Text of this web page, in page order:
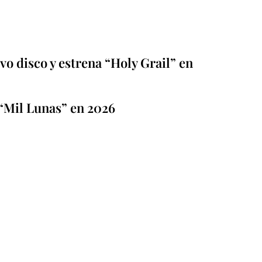
disco y estrena “Holy Grail” en
Lunas” en 2026